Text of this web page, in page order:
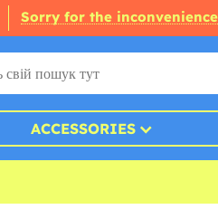
Sorry for the
ACCESSORIES